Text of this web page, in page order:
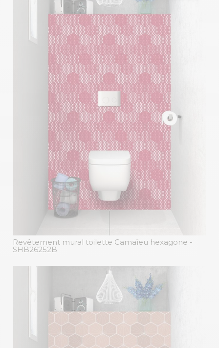
Revêtement mural toilette Camaïeu hexagone -
SHB26252B